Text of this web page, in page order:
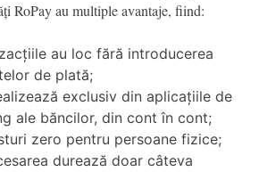
RoPay au multiple avantaje, fiind:
au loc fără introducerea
de plată;
exclusiv din aplicațiile de
ale băncilor, din cont în cont;
zero pentru persoane fizice;
durează doar câteva